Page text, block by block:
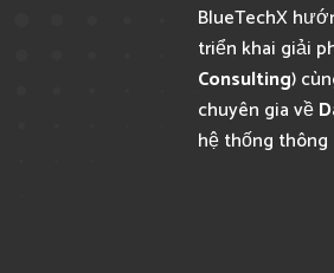
BlueTechX
triển khai giải
Consulting)
chuyên gia về
hệ thống